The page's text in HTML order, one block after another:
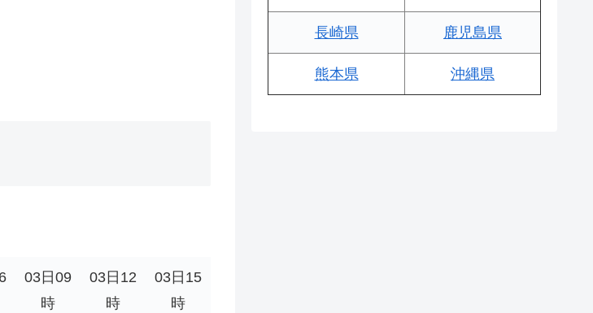
03日09
時
03日12
時
03日15
時
長崎県 鹿児島県
熊本県 沖縄県